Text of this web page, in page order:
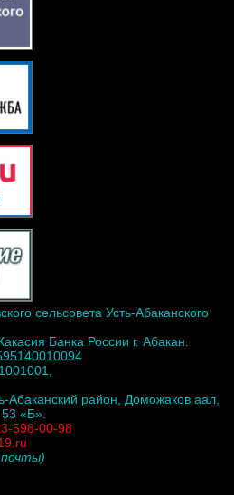
сельсовета Усть-Абаканского
Банка России г. Абакан.
Абаканский район, Доможаков аал,
«Б».
598-00-98